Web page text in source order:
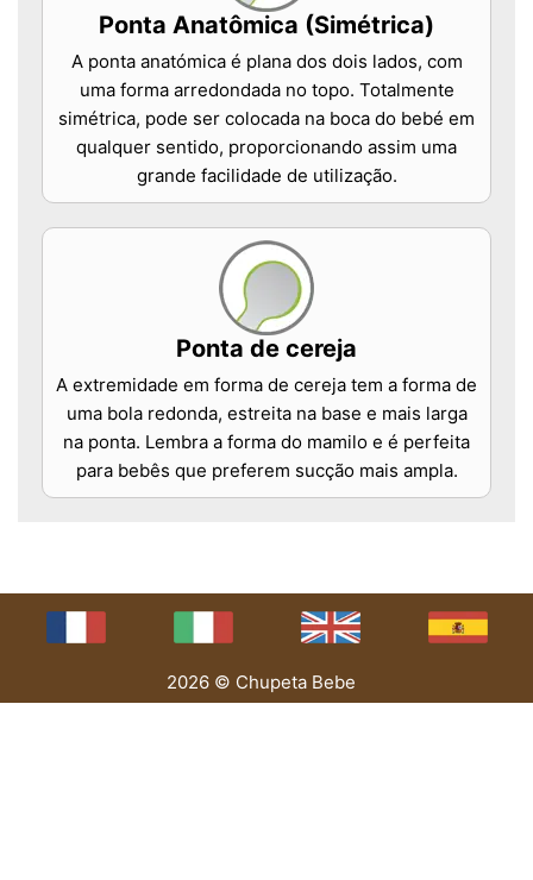
Ponta Anatômica (Simétrica)
A ponta anatómica é plana dos dois lados, com
uma forma arredondada no topo. Totalmente
simétrica, pode ser colocada na boca do bebé em
qualquer sentido, proporcionando assim uma
grande facilidade de utilização.
Ponta de cereja
A extremidade em forma de cereja tem a forma de
uma bola redonda, estreita na base e mais larga
na ponta. Lembra a forma do mamilo e é perfeita
para bebês que preferem sucção mais ampla.
2026 © Chupeta Bebe